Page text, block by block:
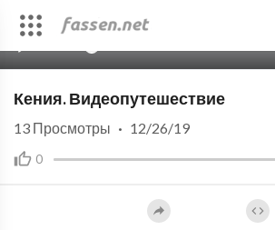
Кения. Видеопутешествие
0
13 Просмотры · 12/26/19